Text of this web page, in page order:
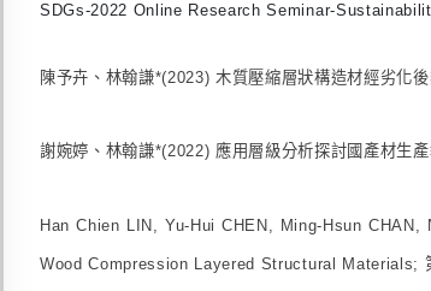
SDGs-2022 Online Research Seminar-
陳予卉、林翰謙*(2023) 木質壓縮層狀構造材經劣化
謝婉婷、林翰謙*(2022) 應用層級分析探討國產材生
Han Chien LIN, Yu-Hui CHEN, Ming-Hsun
Wood Compression Layered Structural Materials;